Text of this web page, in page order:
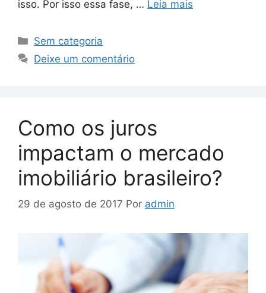
isso. Por isso essa fase, … Leia mais
Sem categoria
Deixe um comentário
Como os juros
impactam o mercado
imobiliário brasileiro?
29 de agosto de 2017 Por admin